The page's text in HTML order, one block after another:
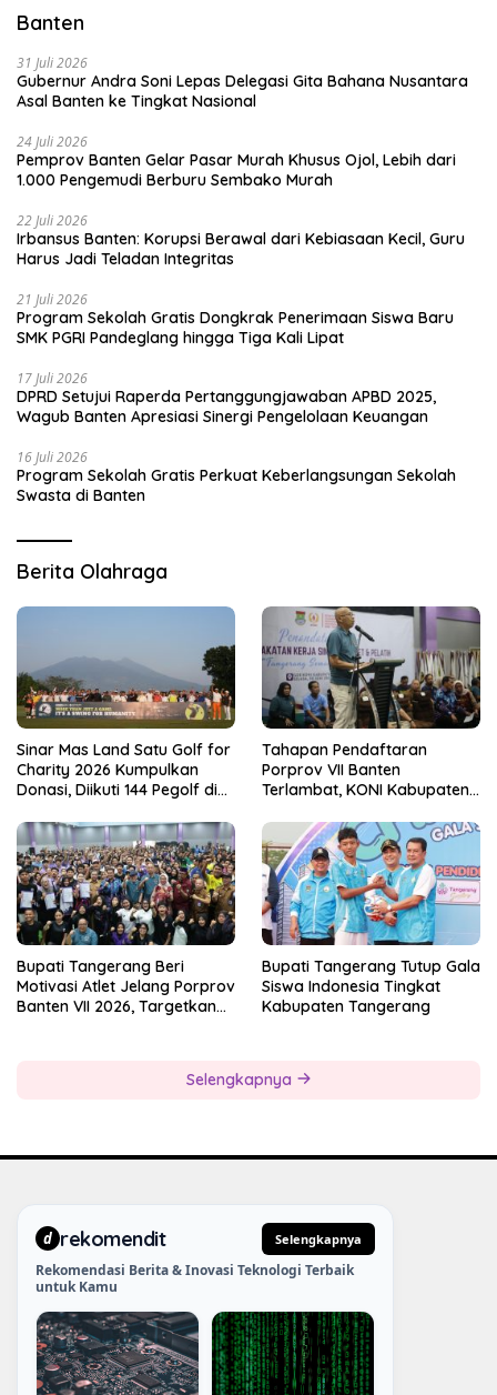
Banten
31 Juli 2026
Gubernur Andra Soni Lepas Delegasi Gita Bahana Nusantara
Asal Banten ke Tingkat Nasional
24 Juli 2026
Pemprov Banten Gelar Pasar Murah Khusus Ojol, Lebih dari
1.000 Pengemudi Berburu Sembako Murah
22 Juli 2026
Irbansus Banten: Korupsi Berawal dari Kebiasaan Kecil, Guru
Harus Jadi Teladan Integritas
21 Juli 2026
Program Sekolah Gratis Dongkrak Penerimaan Siswa Baru
SMK PGRI Pandeglang hingga Tiga Kali Lipat
17 Juli 2026
DPRD Setujui Raperda Pertanggungjawaban APBD 2025,
Wagub Banten Apresiasi Sinergi Pengelolaan Keuangan
16 Juli 2026
Program Sekolah Gratis Perkuat Keberlangsungan Sekolah
Swasta di Banten
Berita Olahraga
Sinar Mas Land Satu Golf for
Charity 2026 Kumpulkan
Donasi, Diikuti 144 Pegolf di
Tahapan Pendaftaran
Porprov VII Banten
Terlambat, KONI Kabupaten
Kesiapan Panitia
Bupati Tangerang Beri
Motivasi Atlet Jelang Porprov
Banten VII 2026, Targetkan
Bupati Tangerang Tutup Gala
Siswa Indonesia Tingkat
Kabupaten Tangerang
Selengkapnya
d rekomendit Selengkapnya
Rekomendasi Berita & Inovasi Teknologi Terbaik
untuk Kamu